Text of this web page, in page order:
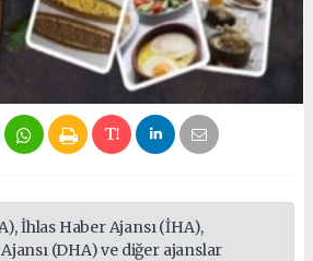
İhlas Haber Ajansı (İHA),
(DHA) ve diğer ajanslar